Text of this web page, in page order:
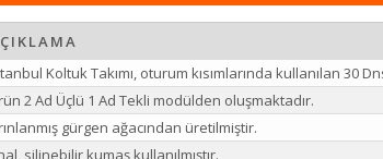
Koltuk Takımı, oturum kısımlarında kullanılan
2 Ad Üçlü 1 Ad Tekli modülden oluşmaktadır.
gürgen ağacından üretilmiştir.
silinebilir kumaş kullanılmıştır.